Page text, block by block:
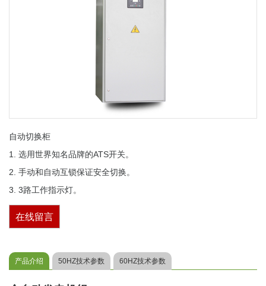
自动切换柜
1. 选用世界知名品牌的ATS开关。
2. 手动和自动互锁保证安全切换。
3. 3路工作指示灯。
在线留言
产品介绍 50HZ技术参数 60HZ技术参数